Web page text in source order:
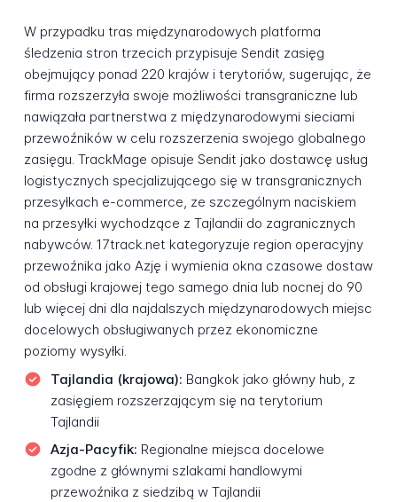
W przypadku tras międzynarodowych platforma
śledzenia stron trzecich przypisuje Sendit zasięg
obejmujący ponad 220 krajów i terytoriów, sugerując, że
firma rozszerzyła swoje możliwości transgraniczne lub
nawiązała partnerstwa z międzynarodowymi sieciami
przewoźników w celu rozszerzenia swojego globalnego
zasięgu. TrackMage opisuje Sendit jako dostawcę usług
logistycznych specjalizującego się w transgranicznych
przesyłkach e-commerce, ze szczególnym naciskiem
na przesyłki wychodzące z Tajlandii do zagranicznych
nabywców. 17track.net kategoryzuje region operacyjny
przewoźnika jako Azję i wymienia okna czasowe dostaw
od obsługi krajowej tego samego dnia lub nocnej do 90
lub więcej dni dla najdalszych międzynarodowych miejsc
docelowych obsługiwanych przez ekonomiczne
poziomy wysyłki.
Tajlandia (krajowa): Bangkok jako główny hub, z
zasięgiem rozszerzającym się na terytorium
Tajlandii
Azja-Pacyfik: Regionalne miejsca docelowe
zgodne z głównymi szlakami handlowymi
przewoźnika z siedzibą w Tajlandii